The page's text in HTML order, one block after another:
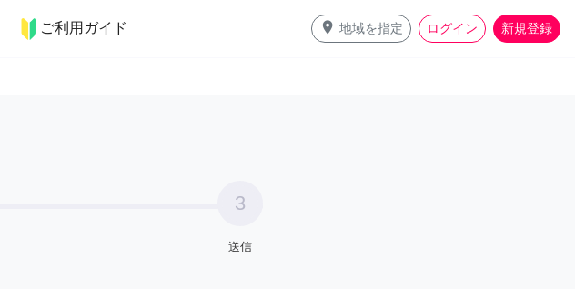
ご利用ガイド place 地域を指定 ログイン 新規登録
ペット 料理
3
送信